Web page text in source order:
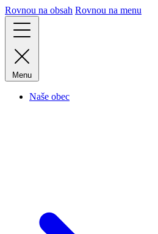
Rovnou na obsah Rovnou na menu
Menu
Naše obec